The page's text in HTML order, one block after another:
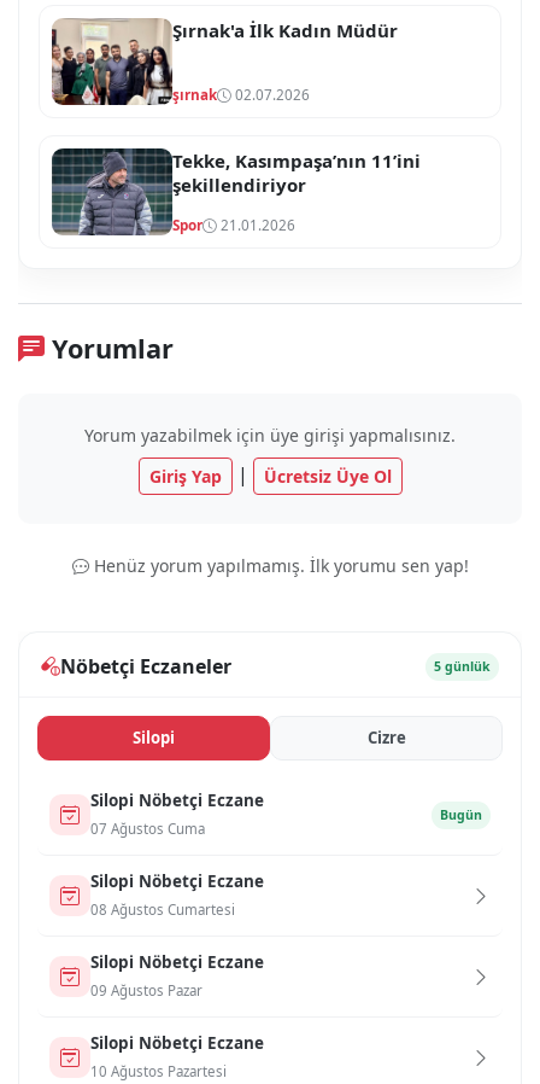
Şırnak'a İlk Kadın Müdür
şırnak 02.07.2026
Tekke, Kasımpaşa’nın 11’ini
şekillendiriyor
Spor 21.01.2026
Yorumlar
Yorum yazabilmek için üye girişi yapmalısınız.
Giriş Yap
| Ücretsiz Üye Ol
Henüz yorum yapılmamış. İlk yorumu sen yap!
Nöbetçi Eczaneler 5 günlük
Si̇lopi̇ Ci̇zre
Si̇lopi̇ Nöbetçi Eczane
07 Ağustos Cuma
Bugün
Si̇lopi̇ Nöbetçi Eczane
08 Ağustos Cumartesi
Si̇lopi̇ Nöbetçi Eczane
09 Ağustos Pazar
Si̇lopi̇ Nöbetçi Eczane
10 Ağustos Pazartesi